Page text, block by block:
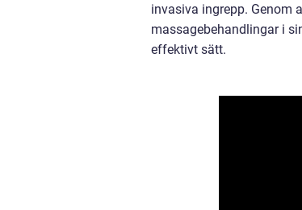
invasiva ingrepp. Genom
massagebehandlingar i
effektivt sätt.